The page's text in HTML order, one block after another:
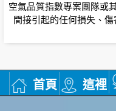
空氣品質指數專案團隊或
間接引起的任何損失、
首頁 這裡